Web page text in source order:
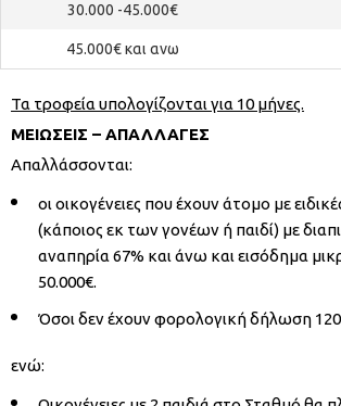
30.000 -45.000€
45.000€ και ανω
Τα τροφεία υπολογίζονται για 10 μήνες.
ΜΕΙΩΣΕΙΣ – ΑΠΑΛΛΑΓΕΣ
Απαλλάσσονται:
οι οικογένειες που έχουν άτομο με
(κάποιος εκ των γονέων ή παιδί) με
αναπηρία 67% και άνω και εισόδημα
50.000€.
Όσοι δεν έχουν φορολογική δήλωση
ενώ: